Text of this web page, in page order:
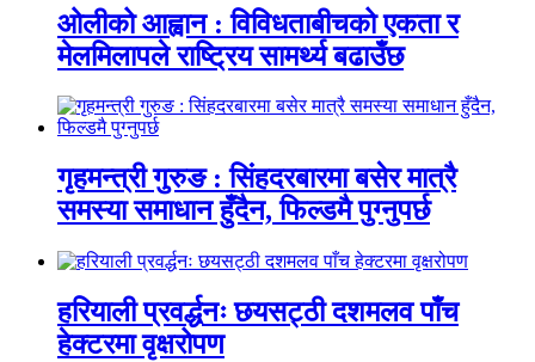
ओलीको आह्वान : विविधताबीचको एकता र
मेलमिलापले राष्ट्रिय सामर्थ्य बढाउँछ
गृहमन्त्री गुरुङ : सिंहदरबारमा बसेर मात्रै
समस्या समाधान हुँदैन, फिल्डमै पुग्नुपर्छ
हरियाली प्रवर्द्धनः छयसट्ठी दशमलव पाँच
हेक्टरमा वृक्षरोपण